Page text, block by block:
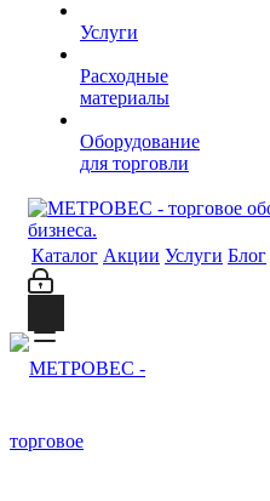
Услуги
Расходные
материалы
Оборудование
для торговли
Каталог Акции Услуги Блог